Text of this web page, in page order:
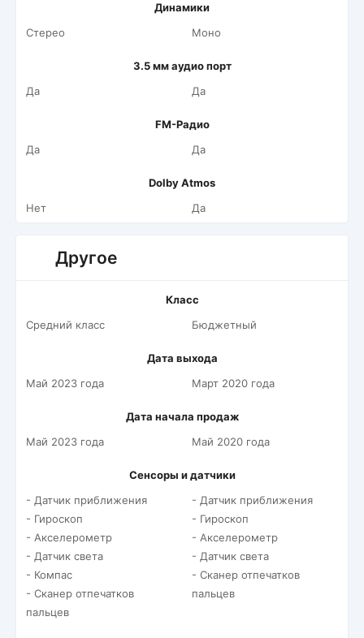
Динамики
Стерео
Моно
3.5 мм аудио порт
Да
Да
FM-Радио
Да
Да
Dolby Atmos
Нет
Да
Другое
Класс
Средний класс
Бюджетный
Дата выхода
Май 2023 года
Март 2020 года
Дата начала продаж
Май 2023 года
Май 2020 года
Сенсоры и датчики
- Датчик приближения
- Гироскоп
- Акселерометр
- Датчик света
- Компас
- Сканер отпечатков
пальцев
- Датчик приближения
- Гироскоп
- Акселерометр
- Датчик света
- Сканер отпечатков
пальцев